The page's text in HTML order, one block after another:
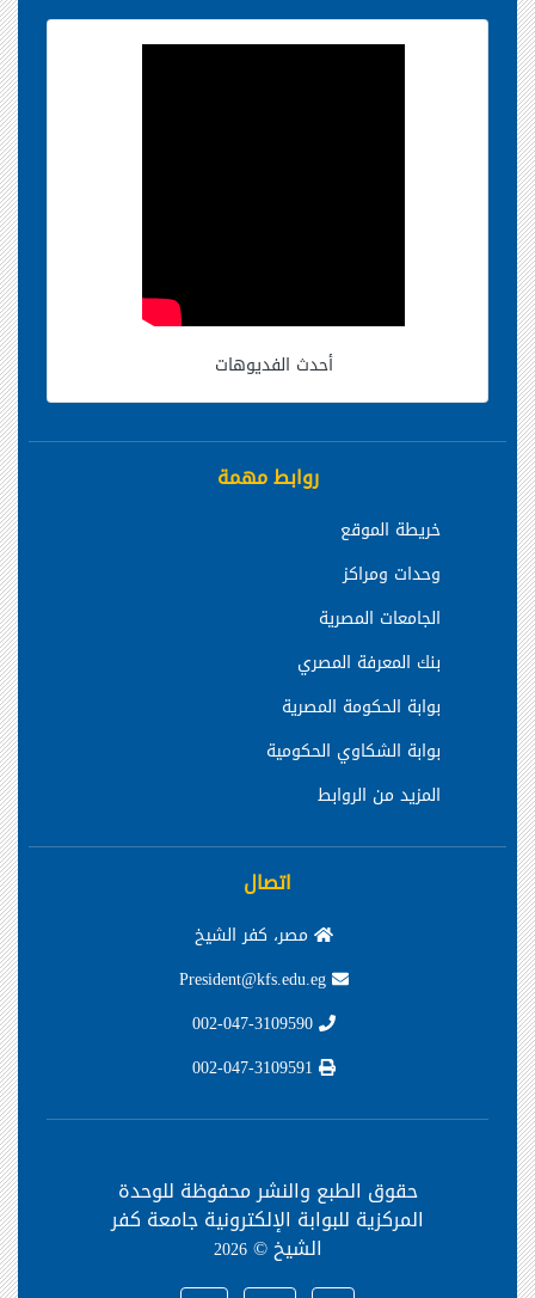
أحدث الفديوهات
روابط مهمة
خريطة الموقع
وحدات ومراكز
الجامعات المصرية
بنك المعرفة المصري
بوابة الحكومة المصرية
بوابة الشكاوي الحكومية
المزيد من الروابط
اتصال
مصر، كفر الشيخ
حقوق الطبع والنشر محفوظة للوحدة
المركزية للبوابة الإلكترونية جامعة كفر
الشيخ ©2026